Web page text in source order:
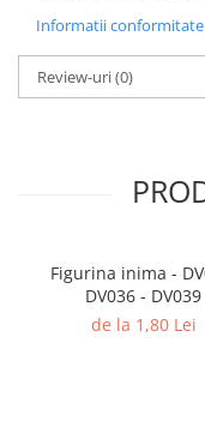
Informatii
Review-uri(0)
Figurina inima -
DV036 - DV039
de la 1,80 Lei